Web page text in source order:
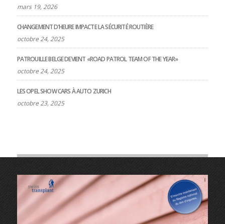
mars 19, 2026
CHANGEMENT D’HEURE IMPACTE LA SÉCURITÉ ROUTIÈRE
octobre 24, 2025
PATROUILLE BELGE DEVIENT «ROAD PATROL TEAM OF THE YEAR»
octobre 24, 2025
LES OPEL SHOW CARS À AUTO ZURICH
octobre 23, 2025